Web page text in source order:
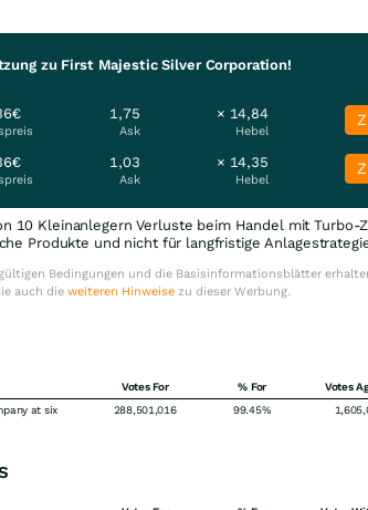
zu First Majestic Silver Corporation!
1,75
Ask
× 14,84
Hebel
1,03
Ask
× 14,35
Hebel
10 Kleinanlegern Verluste beim Handel mit Turbo-
Produkte und nicht für langfristige
Bedingungen und die Basisinformationsblätter
auch die weiteren Hinweisezu dieser Werbung.
Votes For % For Votes
at six
288,501,016 99.45%